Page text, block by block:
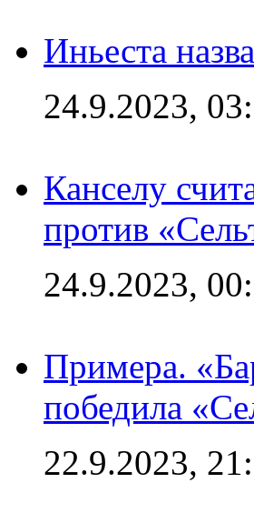
Иньеста
24.9.2023,
Канселу
против
24.9.2023,
Примера.
победила
22.9.2023,